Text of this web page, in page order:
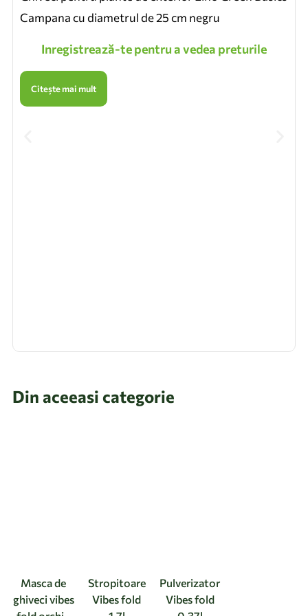
Campana cu diametrul de 25 cm negru
Inregistrează-te pentru a vedea preturile
Citește mai mult
Din aceeasi categorie
Masca de
ghiveci vibes
Stropitoare
Vibes fold
Pulverizator
Vibes fold